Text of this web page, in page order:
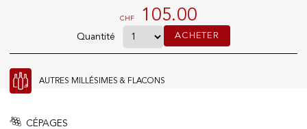
Genève
Route de Florissant
CHF 105.00
Quantité ACHETER
AUTRES MILLÉSIMES & FLACONS
CÉPAGES